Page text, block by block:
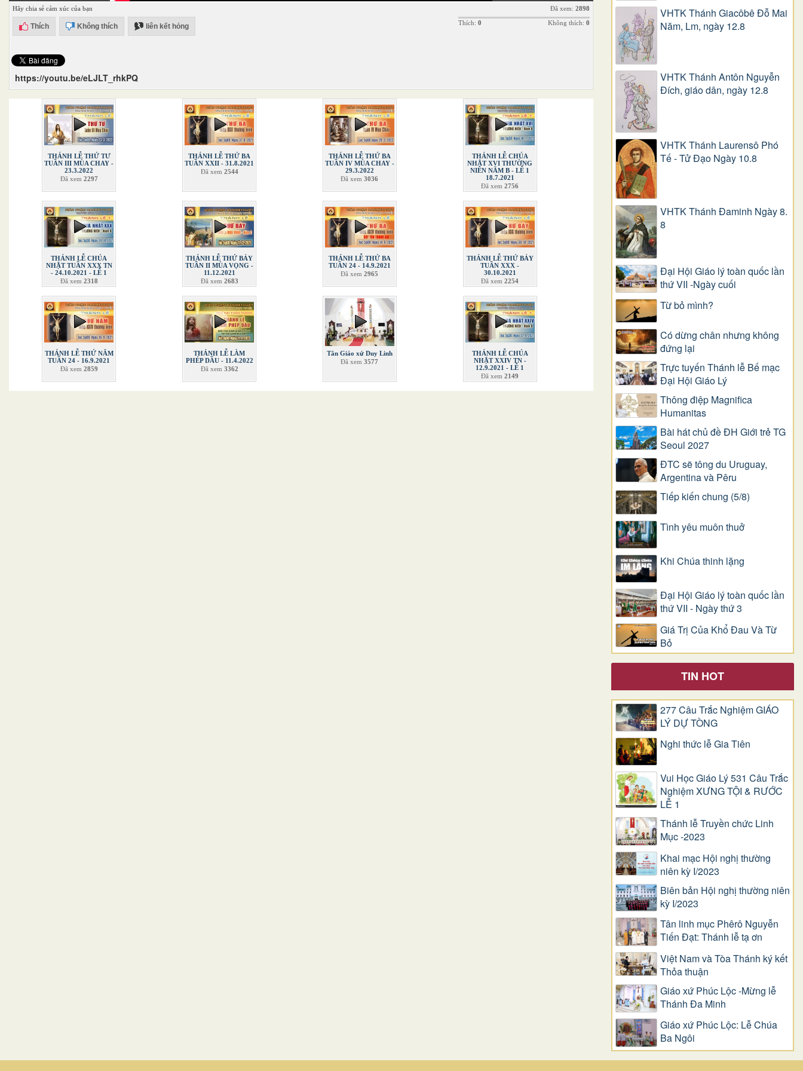
Hãy chia sẻ cảm xúc của bạn
Thích Không thích liên kết hỏng
Đã xem: 2898
Thích: 0 Không thích: 0
https://youtu.be/eLJLT_rhkPQ
THÁNH LỄ THỨ TƯ
TUẦN III MÙA CHAY -
23.3.2022
Đã xem 2297
THÁNH LỄ THỨ BA
TUẦN XXII - 31.8.2021
Đã xem 2544
THÁNH LỄ THỨ BA
TUẦN IV MÙA CHAY -
29.3.2022
Đã xem3036
THÁNH LỄ CHÚA
NHẬT XVI THƯỜNG
NIÊN NĂM B - LỄ 1
18.7.2021
Đã xem2756
THÁNH LỄ CHÚA
NHẬT TUẦN XXX TN
- 24.10.2021 - LỄ 1
Đã xem 2318
THÁNH LỄ THỨ BẢY
TUẦN II MÙA VỌNG -
11.12.2021
Đã xem 2683
THÁNH LỄ THỨ BA
TUẦN 24 - 14.9.2021
Đã xem2965
THÁNH LỄ THỨ BẢY
TUẦN XXX -
30.10.2021
Đã xem2254
THÁNH LỄ THỨ NĂM
TUẦN 24 - 16.9.2021
Đã xem 2859
THÁNH LỄ LÀM
PHÉP DẦU - 11.4.2022
Đã xem 3362
Tân Giáo xứ Duy Linh
Đã xem3577
THÁNH LỄ CHÚA
NHẬT XXIV TN -
12.9.2021 - LỄ 1
Đã xem2149
VHTK Thánh Giacôbê Ðỗ Mai
Năm, Lm, ngày 12.8
VHTK Thánh Antôn Nguyễn
Ðích, giáo dân, ngày 12.8
VHTK Thánh Laurensô Phó
Tế - Tử Đạo Ngày 10.8
VHTK Thánh Đaminh Ngày 8.
8
Đại Hội Giáo lý toàn quốc lần
thứ VII -Ngày cuối
Từ bỏ mình?
Có dừng chân nhưng không
đứng lại
Trực tuyến Thánh lễ Bế mạc
Đại Hội Giáo Lý
Thông điệp Magnifica
Humanitas
Bài hát chủ đề ĐH Giới trẻ TG
Seoul 2027
ĐTC sẽ tông du Uruguay,
Argentina và Pêru
Tiếp kiến chung (5/8)
Tình yêu muôn thuở
Khi Chúa thinh lặng
Đại Hội Giáo lý toàn quốc lần
thứ VII - Ngày thứ 3
Giá Trị Của Khổ Ðau Và Từ
Bỏ
TIN HOT
277 Câu Trắc Nghiệm GIÁO
LÝ DỰ TÒNG
Nghi thức lễ Gia Tiên
Vui Học Giáo Lý 531 Câu Trắc
Nghiệm XƯNG TỘI & RƯỚC
LỄ 1
Thánh lễ Truyền chức Linh
Mục -2023
Khai mạc Hội nghị thường
niên kỳ I/2023
Biên bản Hội nghị thường niên
kỳ I/2023
Tân linh mục Phêrô Nguyễn
Tiến Đạt: Thánh lễ tạ ơn
Việt Nam và Tòa Thánh ký kết
Thỏa thuận
Giáo xứ Phúc Lộc -Mừng lễ
Thánh Đa Minh
Giáo xứ Phúc Lộc: Lễ Chúa
Ba Ngôi